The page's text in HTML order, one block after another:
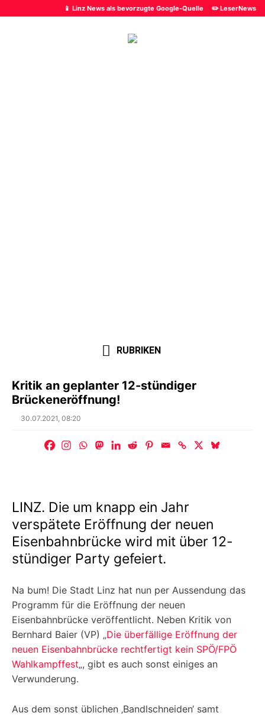
📱 Linz News als bevorzugte Google-Quelle ✏️ LeserNews
RUBRIKEN
Kritik an geplanter 12-stündiger
Brückeneröffnung!
Posted
30.07.2021, 08:20
LINZ. Die um knapp ein Jahr
verspätete Eröffnung der neuen
Eisenbahnbrücke wird mit über 12-
stündiger Party gefeiert.
Na bum! Die Stadt Linz hat nun per Aussendung das
Programm für die Eröffnung der neuen
Eisenbahnbrücke veröffentlicht. Neben Kritik von
Bernhard Baier (VP) „Die überfällige Eröffnung der
neuen Eisenbahnbrücke rechtfertigt kein SPÖ/FPÖ
Wahlkampffest„, gibt es auch sonst einiges an
Verwunderung.
Aus dem sonst üblichen ‚Bandlschneiden‘ samt